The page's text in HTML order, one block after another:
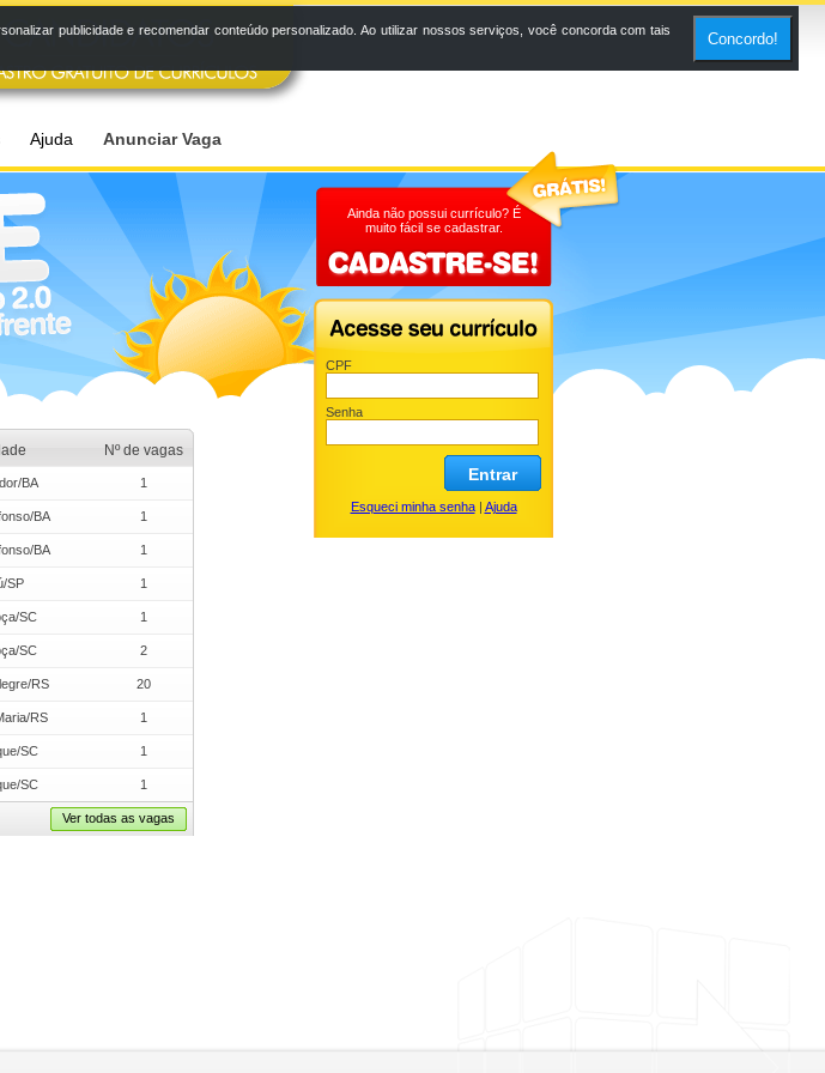
Ajuda Anunciar Vaga
Ainda não possui currículo? É
muito fácil se cadastrar.
CPF
Senha
Entrar
Esqueci minha senha| Ajuda
Nº de vagas
BA 1
BA 1
BA 1
SP 1
SC 1
SC 2
RS 20
RS 1
SC 1
SC 1
Ver todas as vagas
publicidade e recomendar conteúdo personalizado. Ao utilizar nossos serviços, você concorda com tais
Concordo!